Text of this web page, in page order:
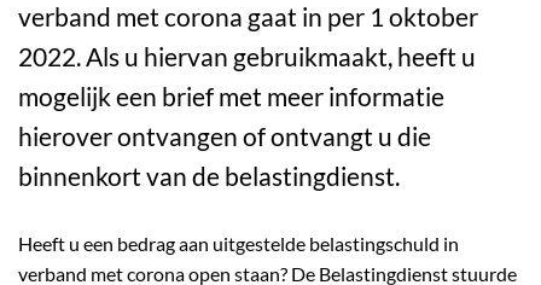
verband met corona gaat in per 1 oktober
2022. Als u hiervan gebruikmaakt, heeft u
mogelijk een brief met meer informatie
hierover ontvangen of ontvangt u die
binnenkort van de belastingdienst.
Heeft u een bedrag aan uitgestelde belastingschuld in
verband met corona open staan? De Belastingdienst stuurde